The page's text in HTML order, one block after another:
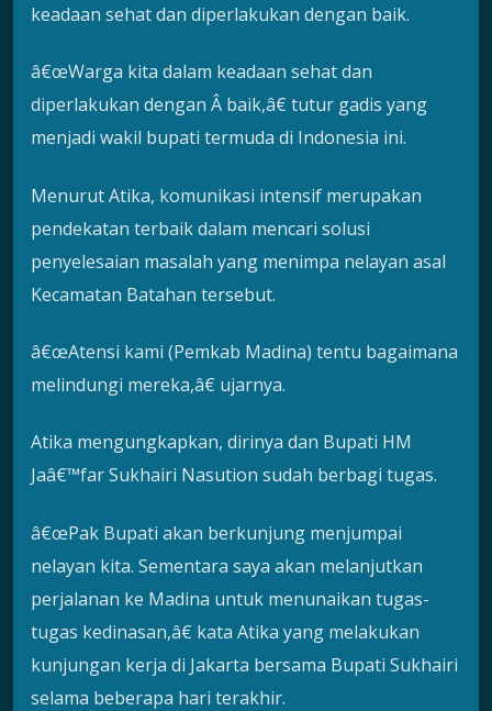
keadaan sehat dan diperlakukan dengan baik.
â€œWarga kita dalam keadaan sehat dan
diperlakukan dengan Â baik,â€ tutur gadis yang
menjadi wakil bupati termuda di Indonesia ini.
Menurut Atika, komunikasi intensif merupakan
pendekatan terbaik dalam mencari solusi
penyelesaian masalah yang menimpa nelayan asal
Kecamatan Batahan tersebut.
â€œAtensi kami (Pemkab Madina) tentu bagaimana
melindungi mereka,â€ ujarnya.
Atika mengungkapkan, dirinya dan Bupati HM
Jaâ€™far Sukhairi Nasution sudah berbagi tugas.
â€œPak Bupati akan berkunjung menjumpai
nelayan kita. Sementara saya akan melanjutkan
perjalanan ke Madina untuk menunaikan tugas-
tugas kedinasan,â€ kata Atika yang melakukan
kunjungan kerja di Jakarta bersama Bupati Sukhairi
selama beberapa hari terakhir.